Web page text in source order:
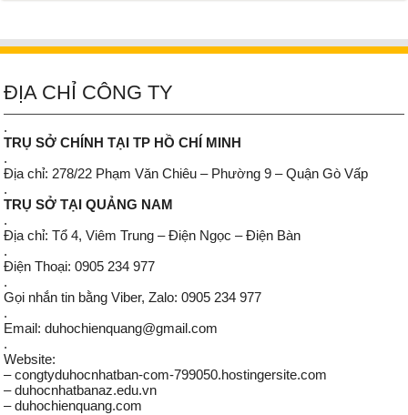
ĐỊA CHỈ CÔNG TY
.
TRỤ SỞ CHÍNH TẠI TP HỒ CHÍ MINH
.
Địa chỉ: 278/22 Phạm Văn Chiêu – Phường 9 – Quận Gò Vấp
.
TRỤ SỞ TẠI QUẢNG NAM
.
Địa chỉ: Tổ 4, Viêm Trung – Điện Ngọc – Điện Bàn
.
Điện Thoại: 0905 234 977
.
Gọi nhắn tin bằng Viber, Zalo: 0905 234 977
.
Email: duhochienquang@gmail.com
.
Website:
– congtyduhocnhatban-com-799050.hostingersite.com
– duhocnhatbanaz.edu.vn
– duhochienquang.com